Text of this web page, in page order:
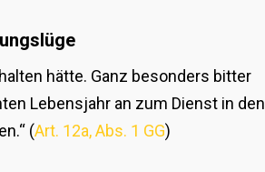
hätte. Ganz besonders bitter
Lebensjahr an zum Dienst in den
(Art. 12a, Abs. 1 GG)